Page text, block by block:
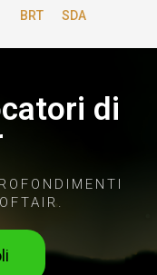
BRT SDA
di